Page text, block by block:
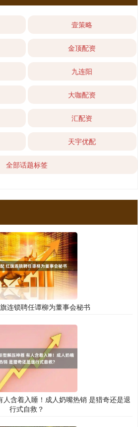
壹策略
金顶配资
九连阳
大咖配资
汇配资
天宇优配
全部话题标签
连锁聘任谭柳为董事会秘书
人含着入睡！成人奶嘴热销 是猎奇还是退
行式自救？